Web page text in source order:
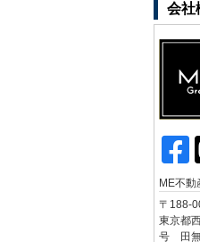
会社
ME不動
〒188-
東京都
号 田